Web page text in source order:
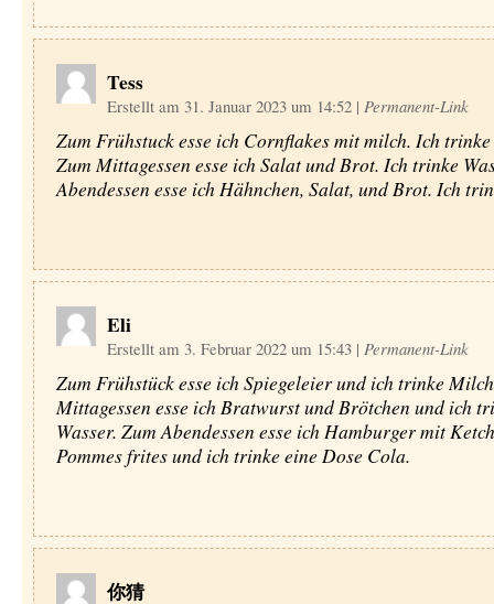
Tess
Erstellt am 31. Januar 2023 um 14:52 | Permanent-Link
Zum Frühstuck esse ich Cornflakes mit milch. Ich trinke
Zum Mittagessen esse ich Salat und Brot. Ich trinke
Abendessen esse ich Hähnchen, Salat, und Brot. Ich
Eli
Erstellt am 3. Februar 2022 um 15:43 | Permanent-Link
Zum Frühstück esse ich Spiegeleier und ich trinke
Mittagessen esse ich Bratwurst und Brötchen und ich
Wasser. Zum Abendessen esse ich Hamburger mit
Pommes frites und ich trinke eine Dose Cola.
你猜